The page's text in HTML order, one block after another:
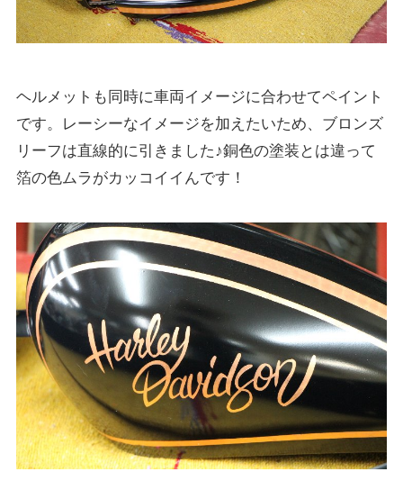
ヘルメットも同時に車両イメージに合わせてペイント
です。レーシーなイメージを加えたいため、ブロンズ
リーフは直線的に引きました♪銅色の塗装とは違って
箔の色ムラがカッコイイんです！